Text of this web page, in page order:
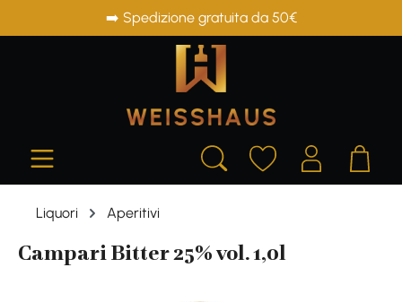
➡️ Spedizione gratuita da 50€
Liquori Aperitivi
Campari Bitter 25% vol. 1,0l